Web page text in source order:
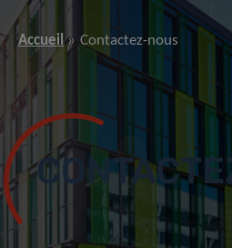
Accueil Contactez-nous